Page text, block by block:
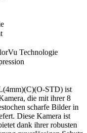
Technologie
STD) ist
die mit ihrer 8
scharfe Bilder in
Diese Kamera ist
dank ihrer robusten